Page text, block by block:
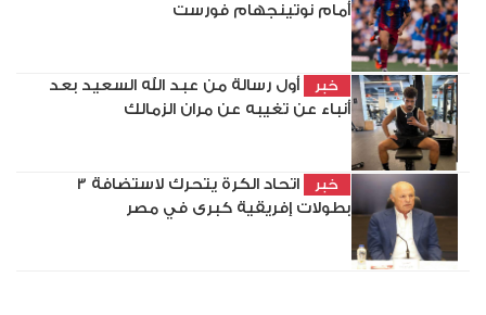
أمام نوتينجهام فورست
خبر
أول رسالة من عبد الله السعيد بعد
أنباء عن تغيبه عن مران الزمالك
خبر
اتحاد الكرة يتحرك لاستضافة 3
بطولات إفريقية كبرى في مصر